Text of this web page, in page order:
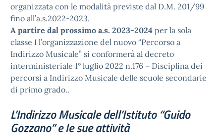
organizzata con le modalità previste dal D.M. 201/99
fino all’a.s.2022-2023.
A partire dal prossimo a.s. 2023-2024 per la sola
classe I l’organizzazione del nuovo “Percorso a
Indirizzo Musicale” si conformerà al decreto
interministeriale 1° luglio 2022 n.176 – Disciplina dei
percorsi a Indirizzo Musicale delle scuole secondarie
di primo grado..
L’Indirizzo Musicale dell’Istituto “Guido
Gozzano” e le sue attività